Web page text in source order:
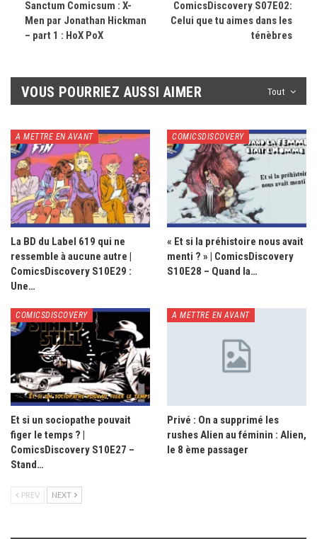
Sanctum Comicsum : X-
Men par Jonathan Hickman
– part 1 : HoX PoX
ComicsDiscovery S07E02:
Celui que tu aimes dans les
ténèbres
Tout
VOUS POURRIEZ AUSSI AIMER
A METTRE EN AVANT
La BD du Label 619 qui ne
ressemble à aucune autre |
ComicsDiscovery S10E29 :
Une…
COMICSDISCOVERY
« Et si la préhistoire nous avait
menti ? » | ComicsDiscovery
S10E28 – Quand la…
COMICSDISCOVERY
Et si un sociopathe pouvait
figer le temps ? |
ComicsDiscovery S10E27 –
Stand…
A METTRE EN AVANT
Privé : On a supprimé les
rushes Alien au féminin : Alien,
le 8 ème passager
PREV NEXT